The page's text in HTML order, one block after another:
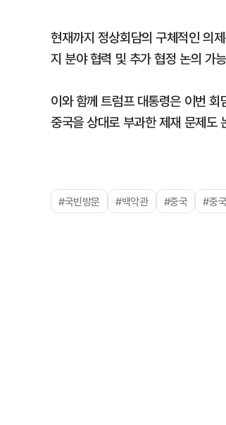
현재까지 정상회담의 구체적인 의
지 분야 협력 및 추가 협정 논의 가
이와 함께 트럼프 대통령은 이번
중국을 상대로 부과한 제재 문제도
#국빈방문 #백악관 #중국 #중